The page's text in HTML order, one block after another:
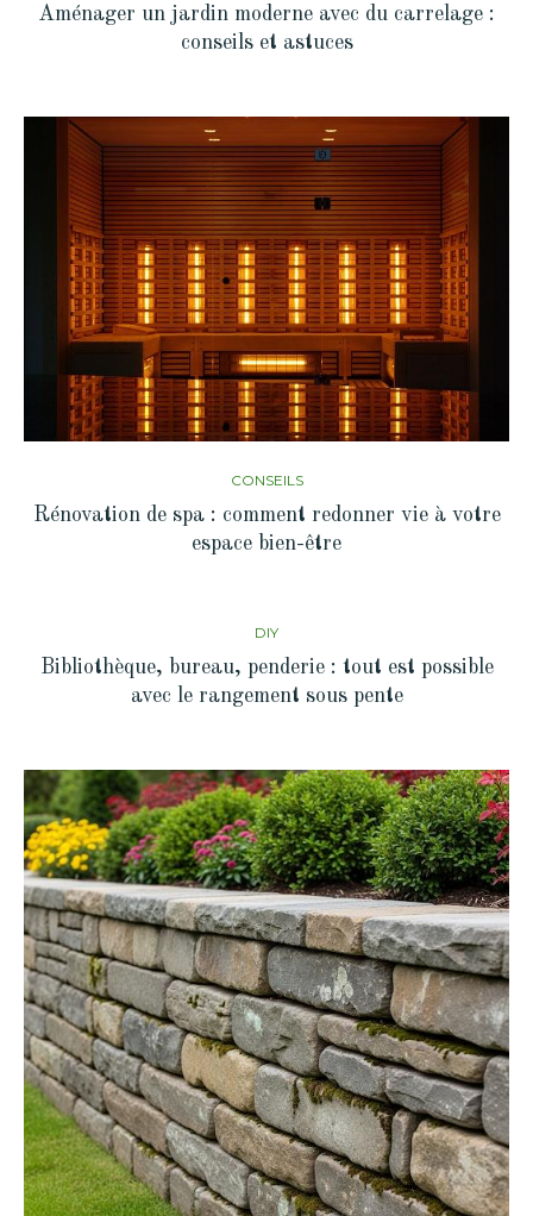
Aménager un jardin moderne avec du carrelage :
conseils et astuces
CONSEILS
Rénovation de spa : comment redonner vie à votre
espace bien-être
DIY
Bibliothèque, bureau, penderie : tout est possible
avec le rangement sous pente